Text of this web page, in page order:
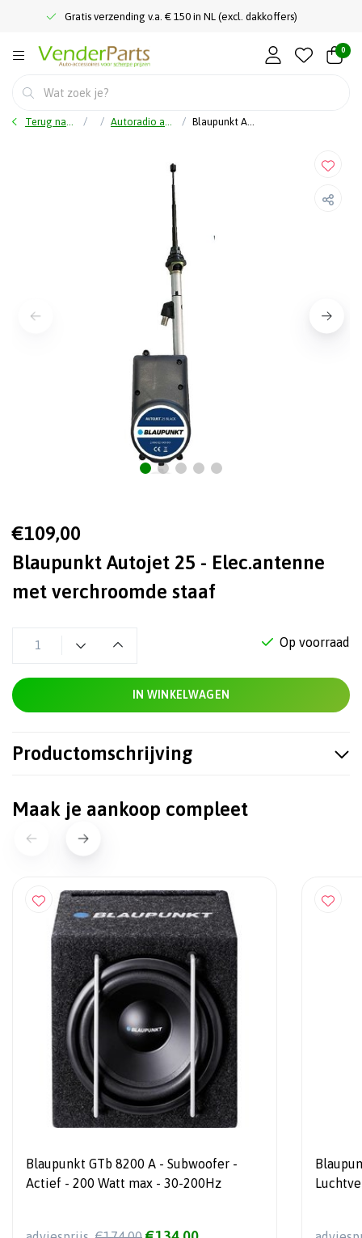
Gratis verzending v.a. € 150 in NL (excl. dakkoffers)
0
Terug naar home Autoradio accessoires Blaupunkt Autojet 25 - Elec.antenne met verchroomde staaf
€109,00
Blaupunkt Autojet 25 - Elec.antenne
met verchroomde staaf
Op voorraad
IN WINKELWAGEN
Productomschrijving
Maak je aankoop compleet
Blaupunkt GTb 8200 A - Subwoofer -
Actief - 200 Watt max - 30-200Hz